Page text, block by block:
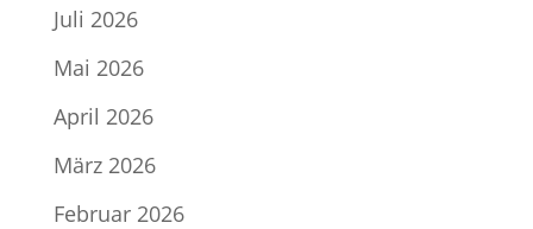
Juli 2026
Mai 2026
April 2026
März 2026
Februar 2026